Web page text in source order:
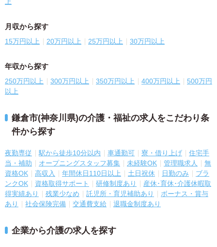
月収から探す
15万円以上 20万円以上 25万円以上 30万円以上
年収から探す
250万円以上 300万円以上 350万円以上 400万円以上
500万円
以上
鎌倉市(神奈川県)の介護・福祉の求人をこだわり条
件から探す
夜勤専従 駅から徒歩10分以内 車通勤可 寮・借り上げ
住宅手
当・補助
オープニングスタッフ募集 未経験OK 管理職求人
無
資格OK
高収入 年間休日110日以上 土日祝休 日勤のみ
ブラ
ンクOK
資格取得サポート 研修制度あり
産休･育休･介護休暇取
得実績あり
残業少なめ 託児所・育児補助あり
ボーナス・賞与
あり
社会保険完備 交通費支給 退職金制度あり
企業から介護の求人を探す